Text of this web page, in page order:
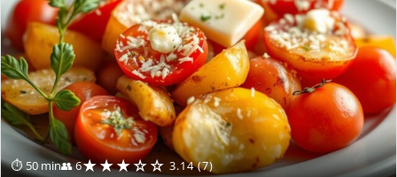
⏱ 50 min👥 6★★★☆☆ 3.14 (7)